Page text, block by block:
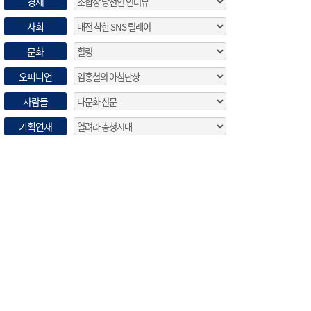
사회
문화
오피니언
사람들
기획연재